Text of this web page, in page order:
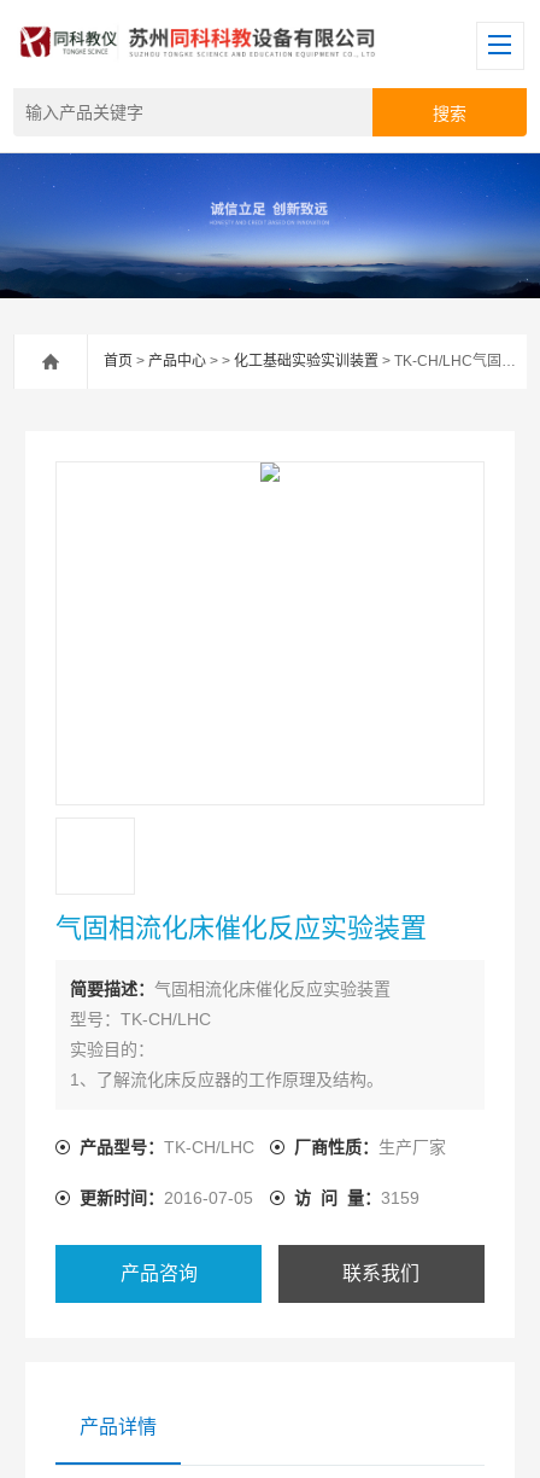
首页 >产品中心 > >化工基础实验实训装置 > TK-CH/LHC气固相流化床催化反应实验装置
气固相流化床催化反应实验装置
简要描述：气固相流化床催化反应实验装置
型号：TK-CH/LHC
实验目的：
1、了解流化床反应器的工作原理及结构。
化反应。
产品型号：TK-CH/LHC 厂商性质： 生产厂家
更新时间： 2016-07-05 访 问 量： 3159
产品咨询 联系我们
产品详情